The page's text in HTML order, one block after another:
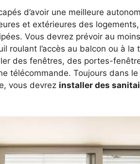
d’avoir une meilleure
et extérieures des
Vous devrez prévoir au
roulant l’accès au balcon ou à la
des fenêtres, des portes-
télécommande. Toujours dans
vous devrez installer des